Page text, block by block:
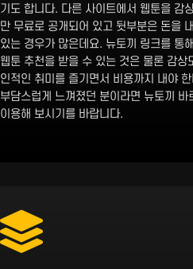
기도 합니다. 다른 사이트에서 웹툰을 감
만 무료로 공개되어 있고 뒷부분은 돈을
있는 경우가 많은데요. 뉴토끼 링크를 통
웹툰 추천을 받을 수 있는 것은 물론 감상
인적인 취미를 즐기면서 비용까지 내야
부담스럽게 느껴졌던 분이라면 뉴토끼 바
이용해 보시기를 바랍니다.